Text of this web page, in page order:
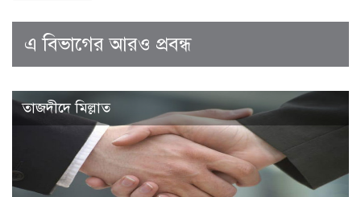
এ বিভাগের আরও প্রবন্ধ
তাজদীদে মিল্লাত